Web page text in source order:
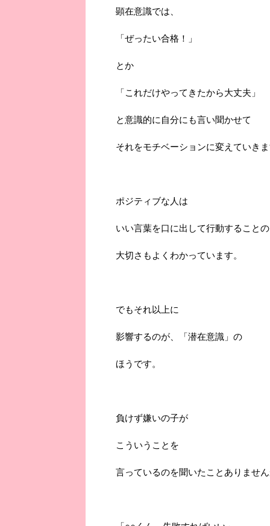
顕在意識では、
「ぜったい合格！」
とか
「これだけやってきたから大丈夫」
と意識的に自分にも言い聞かせて
それをモチベーションに変えていき
ポジティブな人は
いい言葉を口に出して行動することの
大切さもよくわかっています。
でもそれ以上に
影響するのが、「潜在意識」の
ほうです。
負けず嫌いの子が
こういうことを
言っているのを聞いたことありませ